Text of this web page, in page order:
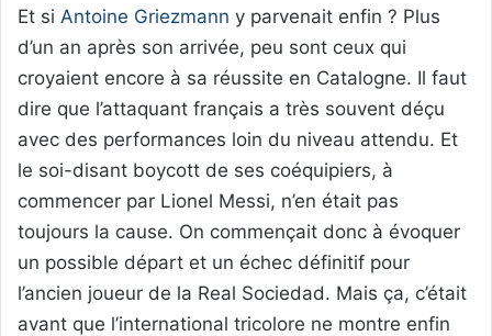
Et si Antoine Griezmann y parvenait enfin ? Plus
d’un an après son arrivée, peu sont ceux qui
croyaient encore à sa réussite en Catalogne. Il faut
dire que l’attaquant français a très souvent déçu
avec des performances loin du niveau attendu. Et
le soi-disant boycott de ses coéquipiers, à
commencer par Lionel Messi, n’en était pas
toujours la cause. On commençait donc à évoquer
un possible départ et un échec définitif pour
l’ancien joueur de la Real Sociedad. Mais ça, c’était
avant que l’international tricolore ne montre enfin